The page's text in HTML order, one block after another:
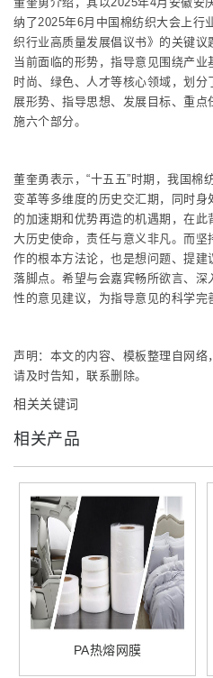
纳了2025年6月中国棉纺织大会上行
织行业高质量发展倡议书》的关键
当前面临的形势，指导意见围绕产业
时尚、绿色、人才等核心领域，划分
展形势、指导思想、发展目标、重
施六个部分。
董奎勇表示，“十五五”时期，我国棉
变革等多维度的历史交汇期，同时
的加速期和优势再造的机遇期，在
大历史使命，责任与意义非凡。而
作的根本方法论，也是想问题、提建
落脚点。希望与会嘉宾畅所欲言、
性的意见建议，为指导意见的科学完
声明：本文的内容、模板整理自网
请及时告知，联系删除。
相关关键词
相关产品
PA热熔网膜